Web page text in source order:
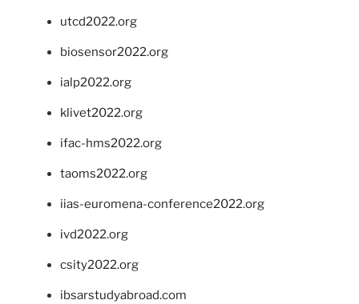
utcd2022.org
biosensor2022.org
ialp2022.org
klivet2022.org
ifac-hms2022.org
taoms2022.org
iias-euromena-conference2022.org
ivd2022.org
csity2022.org
ibsarstudyabroad.com